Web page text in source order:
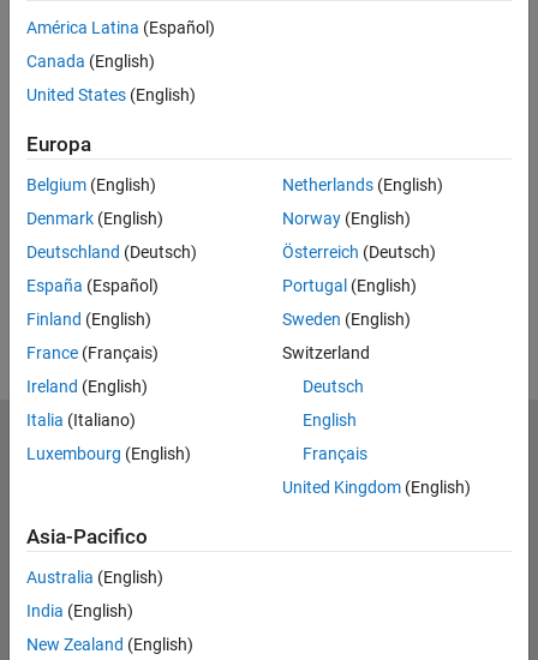
Related Resources
Feedback
UP NEXT
RELATED VIDEOS
View more related videos
América Latina (Español)
Canada (English)
United States (English)
Europa
Belgium (English)
Denmark (English)
Deutschland (Deutsch)
España (Español)
Finland (English)
France (Français)
Ireland (English)
Italia (Italiano)
Luxembourg (English)
Netherlands(English)
Norway(English)
Österreich (Deutsch)
Portugal (English)
Sweden (English)
Switzerland
Deutsch
English
Français
United Kingdom(English)
Asia-Pacifico
Australia (English)
India (English)
New Zealand (English)
MathWorks
Accelerating the pace of engineering and science
Prova o Acquista
Scopri i nostri prodotti